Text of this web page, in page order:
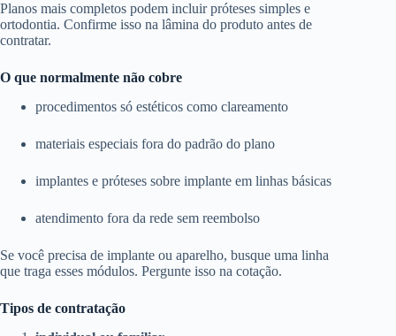
Planos mais completos podem incluir próteses simples e
ortodontia. Confirme isso na lâmina do produto antes de
contratar.
O que normalmente não cobre
procedimentos só estéticos como clareamento
materiais especiais fora do padrão do plano
implantes e próteses sobre implante em linhas básicas
atendimento fora da rede sem reembolso
Se você precisa de implante ou aparelho, busque uma linha
que traga esses módulos. Pergunte isso na cotação.
Tipos de contratação